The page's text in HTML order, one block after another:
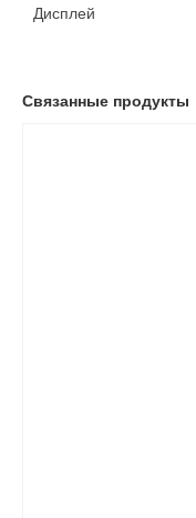
Дисплей
Связанные продукты